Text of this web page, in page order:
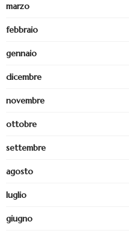
marzo
febbraio
gennaio
dicembre
novembre
ottobre
settembre
agosto
luglio
giugno